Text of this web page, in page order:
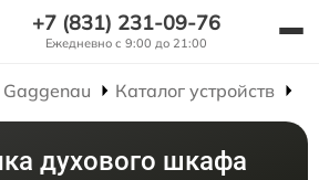
+7 (831) 231-09-76
Ежедневно с 9:00 до 21:00
Каталог устройств
духового шкафа